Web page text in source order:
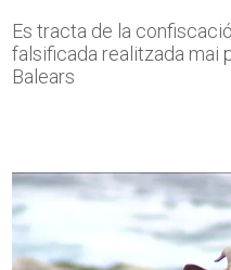
Es tracta de la
falsificada realitzada mai
Balears